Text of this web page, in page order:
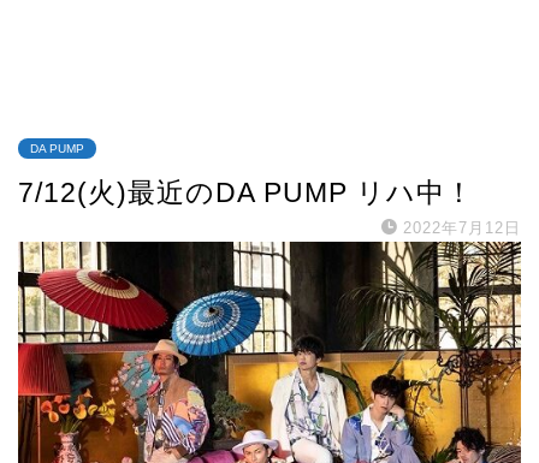
DA PUMP
7/12(火)最近のDA PUMP リハ中！
2022年7月12日